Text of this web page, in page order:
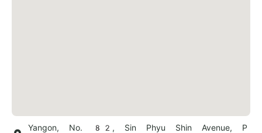
Yangon, No. 82, Sin Phyu Shin Avenue, P